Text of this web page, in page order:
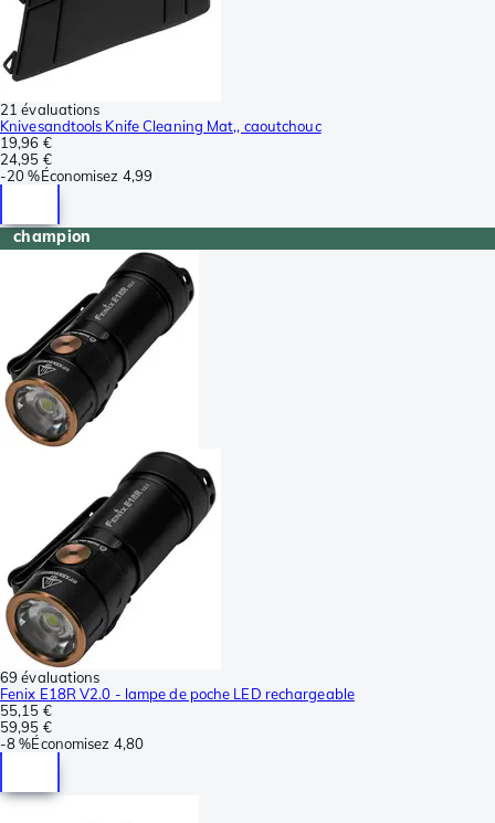
21 évaluations
Knivesandtools Knife Cleaning Mat,, caoutchouc
19,96 €
24,95 €
-20 %Économisez 4,99
champion
69 évaluations
Fenix E18R V2.0 - lampe de poche LED rechargeable
55,15 €
59,95 €
-8 %Économisez 4,80